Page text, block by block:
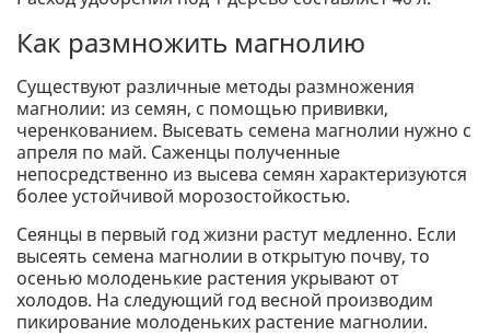
Как размножить магнолию
Существуют различные методы размножения
магнолии: из семян, с помощью прививки,
черенкованием. Высевать семена магнолии нужно с
апреля по май. Саженцы полученные
непосредственно из высева семян характеризуются
более устойчивой морозостойкостью.
Сеянцы в первый год жизни растут медленно. Если
высеять семена магнолии в открытую почву, то
осенью молоденькие растения укрывают от
холодов. На следующий год весной производим
пикирование молоденьких растение магнолии.